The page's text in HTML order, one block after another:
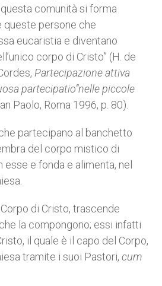
comunità si forma
queste persone che
eucaristia e diventano
corpo di Cristo” (H. de
Partecipazione attiva
partecipatio”nelle piccole
Paolo, Roma 1996, p. 80).
partecipano al banchetto
del corpo mistico di
esse e fonda e alimenta, nel
di Cristo, trascende
la compongono; essi infatti
il quale è il capo del Corpo,
tramite i suoi Pastori, cum